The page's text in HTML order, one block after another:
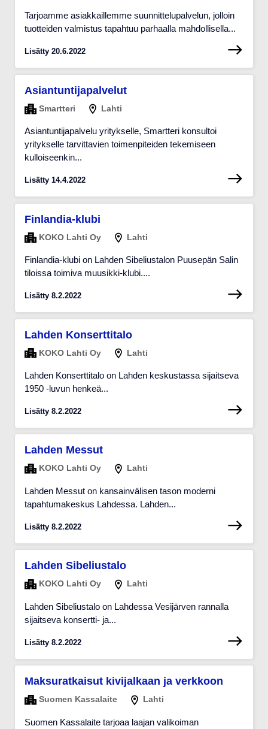
Tarjoamme asiakkaillemme suunnittelupalvelun, jolloin
tuotteiden valmistus tapahtuu parhaalla mahdollisella...
Lisätty 20.6.2022
Asiantuntijapalvelut
Smartteri Lahti
Asiantuntijapalvelu yritykselle, Smartteri konsultoi
yritykselle tarvittavien toimenpiteiden tekemiseen
kulloiseenkin...
Lisätty 14.4.2022
Finlandia-klubi
KOKO Lahti Oy Lahti
Finlandia-klubi on Lahden Sibeliustalon Puusepän Salin
tiloissa toimiva muusikki-klubi....
Lisätty 8.2.2022
Lahden Konserttitalo
KOKO Lahti Oy Lahti
Lahden Konserttitalo on Lahden keskustassa sijaitseva
1950 -luvun henkeä...
Lisätty 8.2.2022
Lahden Messut
KOKO Lahti Oy Lahti
Lahden Messut on kansainvälisen tason moderni
tapahtumakeskus Lahdessa. Lahden...
Lisätty 8.2.2022
Lahden Sibeliustalo
KOKO Lahti Oy Lahti
Lahden Sibeliustalo on Lahdessa Vesijärven rannalla
sijaitseva konsertti- ja...
Lisätty 8.2.2022
Maksuratkaisut kivijalkaan ja verkkoon
Suomen Kassalaite Lahti
Suomen Kassalaite tarjoaa laajan valikoiman